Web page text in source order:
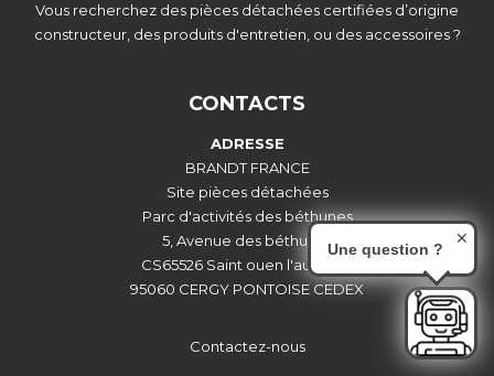
Vous recherchez des pièces détachées certifiées d’origine
constructeur, des produits d'entretien, ou des accessoires ?
CONTACTS
ADRESSE
BRANDT FRANCE
Site pièces détachées
Parc d'activités des béthunes
5, Avenue des béthunes
CS65526 Saint ouen l'aumône
95060 CERGY PONTOISE CEDEX
Contactez-nous
Une question ?
✕